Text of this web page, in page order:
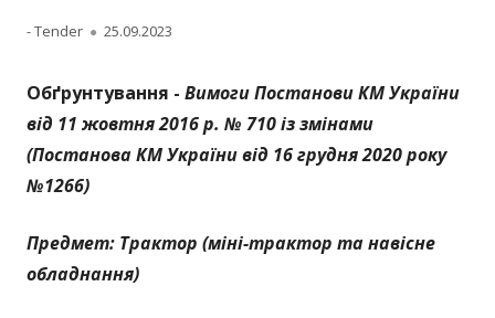
Автор
- Tender Опубліковано
25.09.2023
Обґрунтування - Вимоги Постанови КМ України
від 11 жовтня 2016 р. № 710 із змінами
(Постанова КМ України від 16 грудня 2020 року
№1266)
Предмет: Трактор (міні-трактор та навісне
обладнання)